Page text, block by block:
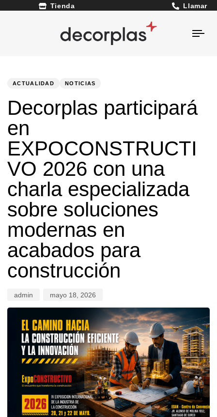
Tienda Llamar
ACTUALIDAD NOTICIAS
Decorplas participará
en
EXPOCONSTRUCTI
VO 2026 con una
charla especializada
sobre soluciones
modernas en
acabados para
construcción
admin mayo 18, 2026